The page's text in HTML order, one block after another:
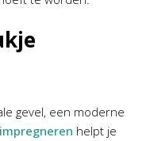
gevel, een moderne
impregneren helpt je